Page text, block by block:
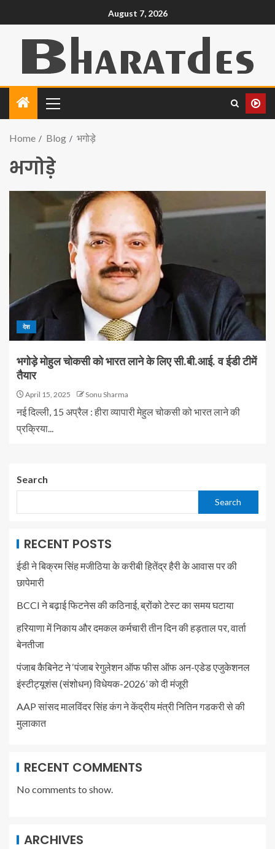
August 7, 2026
Home Blog भगोड़े
भगोड़े
देश
भगोड़े मोहुल चोकसी को भारत लाने के लिए सी.बी.आई. व ईडी टीमें
तैयार
April 15, 2025 Sonu Sharma
नई दिल्ली, 15 अप्रैल : हीरा व्यापारी मेहुल चोकसी को भारत लाने की
प्रक्रिया...
Search
Search
RECENT POSTS
ईडी ने बिक्रम सिंह मजीठिया के करीबी हितेंद्र हैरी के आवास पर की
छापेमारी
BCCI ने बढ़ाई फिटनेस की कठिनाई, ब्रोंको टेस्ट का समय घटाया
हरियाणा में निकाय और दमकल कर्मचारी तीन दिन की हड़ताल पर, वार्ता
बेनतीजा
पंजाब कैबिनेट ने ‘पंजाब रेगुलेशन ऑफ फीस ऑफ अन-एडेड एजुकेशनल
इंस्टीट्यूशंस (संशोधन) विधेयक-2026’ को दी मंजूरी
AAP सांसद मालविंदर सिंह कंग ने केंद्रीय मंत्री नितिन गडकरी से की
मुलाकात
RECENT COMMENTS
No comments to show.
ARCHIVES